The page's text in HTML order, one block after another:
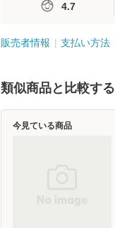
4.7
販売者情報 支払い方法
類似商品と比較する
今見ている商品